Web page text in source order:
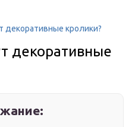
декоративные кролики?
декоративные